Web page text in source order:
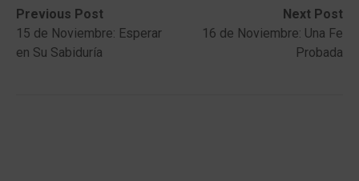
Post
navigation
Previous Post
Previous
post:15 de Noviembre: Esperar
en Su Sabiduría
Next Post
Next
post:
16 de Noviembre: Una Fe
Probada